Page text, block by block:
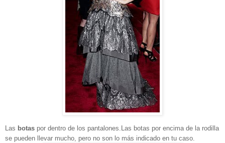
Las botas por dentro de los pantalones.Las botas por encima de la rodilla
se pueden llevar mucho, pero no son lo más indicado en tu caso.